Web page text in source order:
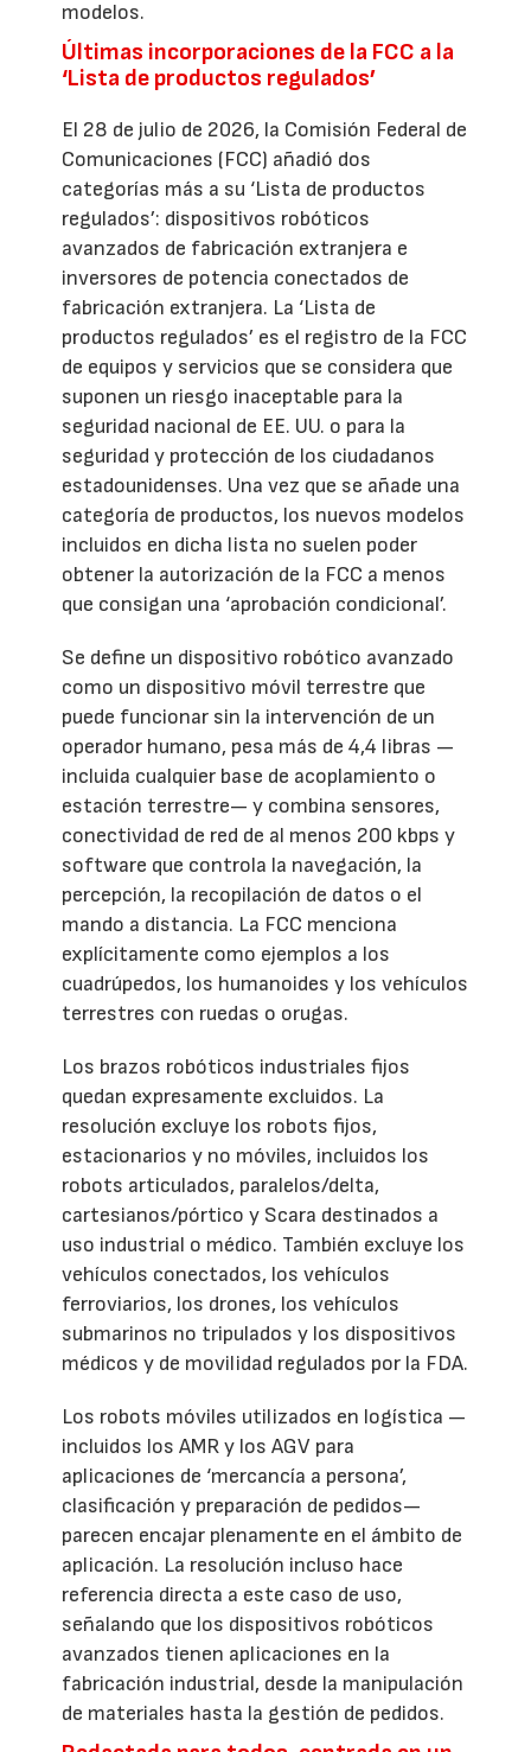
modelos.
Últimas incorporaciones de la FCC a la
‘Lista de productos regulados’
El 28 de julio de 2026, la Comisión Federal de
Comunicaciones (FCC) añadió dos
categorías más a su ‘Lista de productos
regulados’: dispositivos robóticos
avanzados de fabricación extranjera e
inversores de potencia conectados de
fabricación extranjera. La ‘Lista de
productos regulados’ es el registro de la FCC
de equipos y servicios que se considera que
suponen un riesgo inaceptable para la
seguridad nacional de EE. UU. o para la
seguridad y protección de los ciudadanos
estadounidenses. Una vez que se añade una
categoría de productos, los nuevos modelos
incluidos en dicha lista no suelen poder
obtener la autorización de la FCC a menos
que consigan una ‘aprobación condicional’.
Se define un dispositivo robótico avanzado
como un dispositivo móvil terrestre que
puede funcionar sin la intervención de un
operador humano, pesa más de 4,4 libras —
incluida cualquier base de acoplamiento o
estación terrestre— y combina sensores,
conectividad de red de al menos 200 kbps y
software que controla la navegación, la
percepción, la recopilación de datos o el
mando a distancia. La FCC menciona
explícitamente como ejemplos a los
cuadrúpedos, los humanoides y los vehículos
terrestres con ruedas o orugas.
Los brazos robóticos industriales fijos
quedan expresamente excluidos. La
resolución excluye los robots fijos,
estacionarios y no móviles, incluidos los
robots articulados, paralelos/delta,
cartesianos/pórtico y Scara destinados a
uso industrial o médico. También excluye los
vehículos conectados, los vehículos
ferroviarios, los drones, los vehículos
submarinos no tripulados y los dispositivos
médicos y de movilidad regulados por la FDA.
Los robots móviles utilizados en logística —
incluidos los AMR y los AGV para
aplicaciones de ‘mercancía a persona’,
clasificación y preparación de pedidos—
parecen encajar plenamente en el ámbito de
aplicación. La resolución incluso hace
referencia directa a este caso de uso,
señalando que los dispositivos robóticos
avanzados tienen aplicaciones en la
fabricación industrial, desde la manipulación
de materiales hasta la gestión de pedidos.